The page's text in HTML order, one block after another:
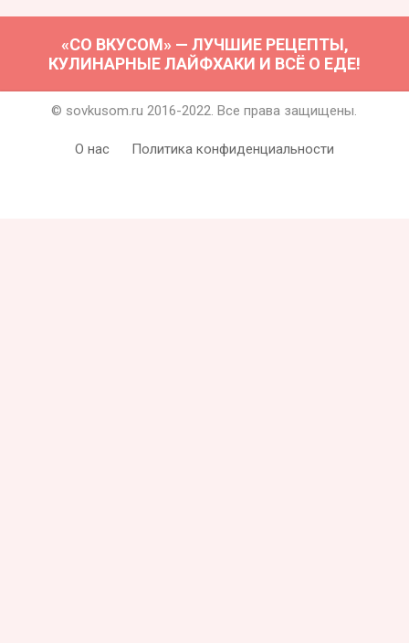
«СО ВКУСОМ» — ЛУЧШИЕ РЕЦЕПТЫ,
КУЛИНАРНЫЕ ЛАЙФХАКИ И ВСЁ О ЕДЕ!
© sovkusom.ru 2016-2022. Все права защищены.
О нас Политика конфиденциальности